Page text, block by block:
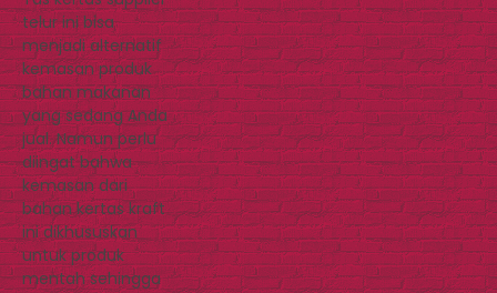
telur ini bisa
menjadi alternatif
kemasan produk
bahan makanan
yang sedang Anda
jual. Namun perlu
diingat bahwa
kemasan dari
bahan kertas kraft
ini dikhususkan
untuk produk
mentah sehingga